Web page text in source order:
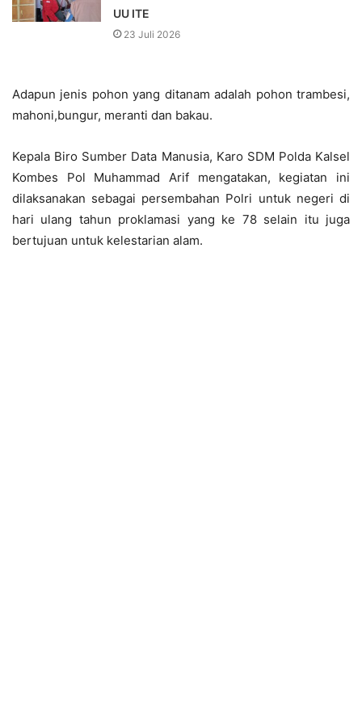
UU ITE
23 Juli 2026
Adapun jenis pohon yang ditanam adalah pohon trambesi,
mahoni,bungur, meranti dan bakau.
Kepala Biro Sumber Data Manusia, Karo SDM Polda Kalsel
Kombes Pol Muhammad Arif mengatakan, kegiatan ini
dilaksanakan sebagai persembahan Polri untuk negeri di
hari ulang tahun proklamasi yang ke 78 selain itu juga
bertujuan untuk kelestarian alam.